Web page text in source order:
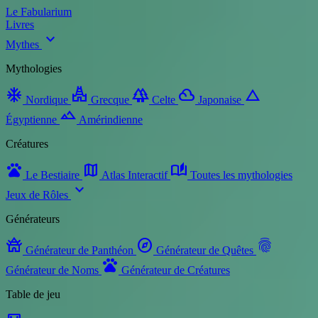
Le Fabularium
Livres
Mythes expand_more
Mythologies
ac_unit Nordique temple_hindu Grecque forest Celte filter_drama Japonaise change_history
Égyptienne landscape Amérindienne
Créatures
pets Le Bestiaire map Atlas Interactif auto_stories Toutes les mythologies
Jeux de Rôles expand_more
Générateurs
temple_buddhist Générateur de Panthéon explore Générateur de Quêtes fingerprint
Générateur de Noms pets Générateur de Créatures
Table de jeu